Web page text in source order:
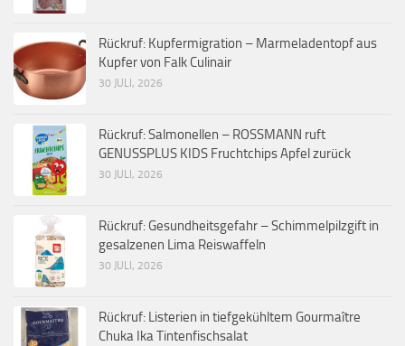
Rückruf: Kupfermigration – Marmeladentopf aus
Kupfer von Falk Culinair
30 JULI, 2026
Rückruf: Salmonellen – ROSSMANN ruft
GENUSSPLUS KIDS Fruchtchips Apfel zurück
30 JULI, 2026
Rückruf: Gesundheitsgefahr – Schimmelpilzgift in
gesalzenen Lima Reiswaffeln
30 JULI, 2026
Rückruf: Listerien in tiefgekühltem Gourmaître
Chuka Ika Tintenfischsalat